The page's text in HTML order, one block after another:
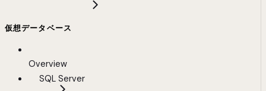
仮想データベース
Overview
SQL Server